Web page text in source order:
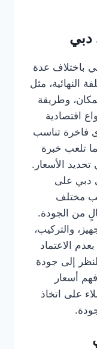
دبي
باختلاف عدة
النهائية، مثل
وطريقة
اقتصادية
فاخرة تناسب
تلعب خبرة
تحديد الأسعار.
دبي على
مختلف
من الجودة.
والتركيب،
الاعتماد
إلى جودة
أسعار
على اتخاذ